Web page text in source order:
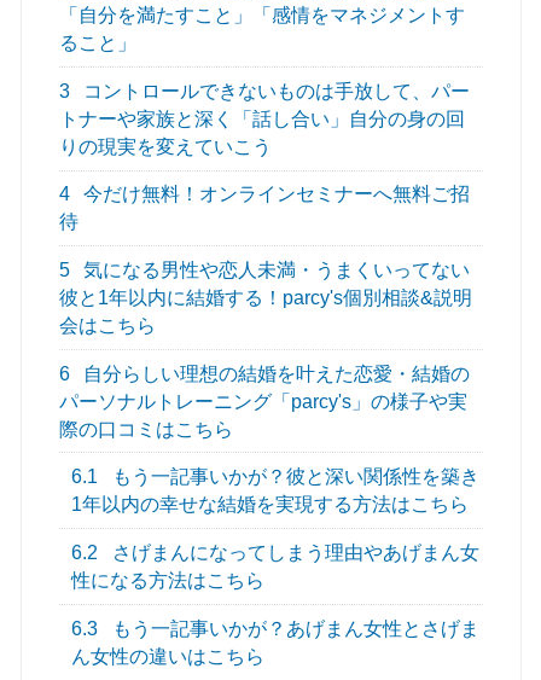
「自分を満たすこと」「感情をマネジメントす
ること」
3
コントロールできないものは手放して、パー
トナーや家族と深く「話し合い」自分の身の回
りの現実を変えていこう
4
今だけ無料！オンラインセミナーへ無料ご招
待
5
気になる男性や恋人未満・うまくいってない
彼と1年以内に結婚する！parcy's個別相談&説明
会はこちら
6
自分らしい理想の結婚を叶えた恋愛・結婚の
パーソナルトレーニング「parcy's」の様子や実
際の口コミはこちら
6.1
もう一記事いかが？彼と深い関係性を築き
1年以内の幸せな結婚を実現する方法はこちら
6.2
さげまんになってしまう理由やあげまん女
性になる方法はこちら
6.3
もう一記事いかが？あげまん女性とさげま
ん女性の違いはこちら